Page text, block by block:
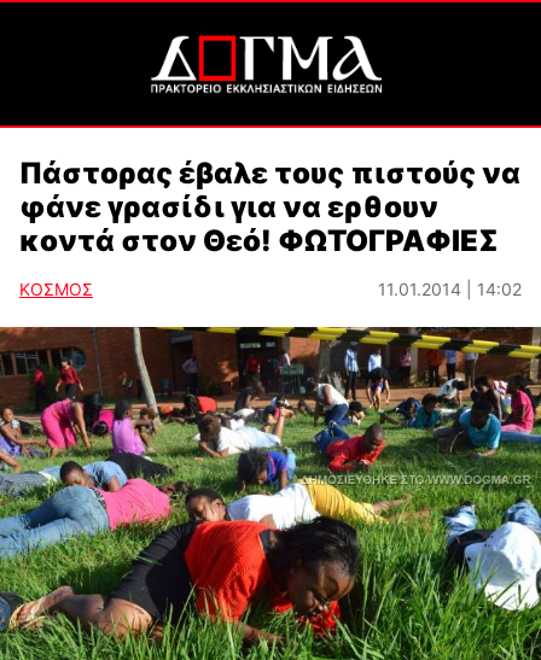
Πάστορας έβαλε τους πιστούς να
φάνε γρασίδι για να ερθουν
κοντά στον Θεό! ΦΩΤΟΓΡΑΦΙΕΣ
ΚΟΣΜΟΣ 11.01.2014 | 14:02